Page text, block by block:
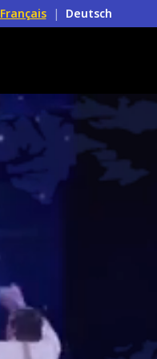
Français | Deutsch